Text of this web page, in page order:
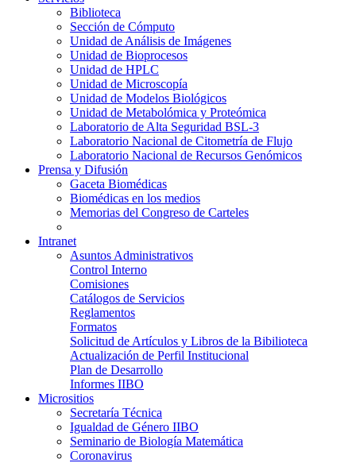
Biblioteca
Sección de Cómputo
Unidad de Análisis de Imágenes
Unidad de Bioprocesos
Unidad de HPLC
Unidad de Microscopía
Unidad de Modelos Biológicos
Unidad de Metabolómica y Proteómica
Laboratorio de Alta Seguridad BSL-3
Laboratorio Nacional de Citometría de Flujo
Laboratorio Nacional de Recursos Genómicos
Prensa y Difusión
Gaceta Biomédicas
Biomédicas en los medios
Memorias del Congreso de Carteles
Intranet
Asuntos Administrativos
Control Interno
Comisiones
Catálogos de Servicios
Reglamentos
Formatos
Solicitud de Artículos y Libros de la Bibilioteca
Actualización de Perfil Institucional
Plan de Desarrollo
Informes IIBO
Micrositios
Secretaría Técnica
Igualdad de Género IIBO
Seminario de Biología Matemática
Coronavirus